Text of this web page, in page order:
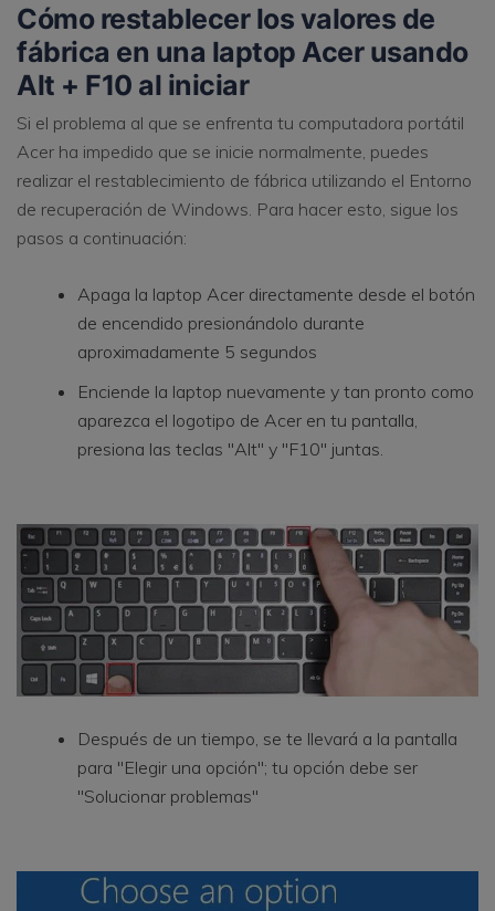
Cómo restablecer los valores de
fábrica en una laptop Acer usando
Alt + F10 al iniciar
Si el problema al que se enfrenta tu computadora portátil
Acer ha impedido que se inicie normalmente, puedes
realizar el restablecimiento de fábrica utilizando el Entorno
de recuperación de Windows. Para hacer esto, sigue los
pasos a continuación:
Apaga la laptop Acer directamente desde el botón
de encendido presionándolo durante
aproximadamente 5 segundos
Enciende la laptop nuevamente y tan pronto como
aparezca el logotipo de Acer en tu pantalla,
presiona las teclas "Alt" y "F10" juntas.
Después de un tiempo, se te llevará a la pantalla
para "Elegir una opción"; tu opción debe ser
"Solucionar problemas"